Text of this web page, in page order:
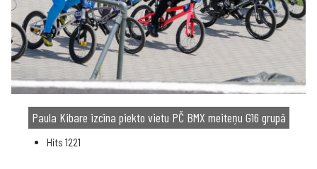
Paula Kibare izcīna piekto vietu PČ BMX meiteņu G16 grupā
Hits 1221